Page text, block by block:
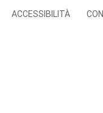
ACCESSIBILITÀ